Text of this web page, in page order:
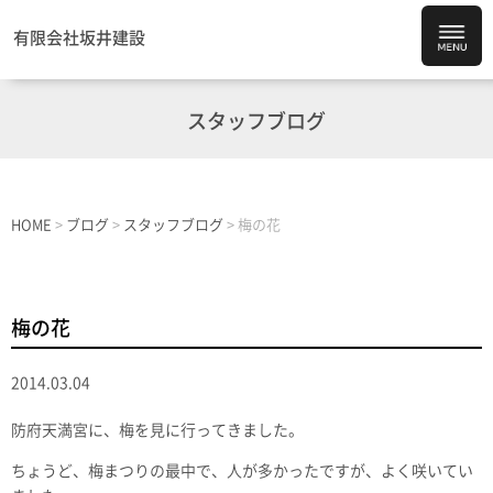
有限会社坂井建設
スタッフブログ
HOME > ブログ > スタッフブログ > 梅の花
梅の花
2014.03.04
防府天満宮に、梅を見に行ってきました。
ちょうど、梅まつりの最中で、人が多かったですが、よく咲いてい